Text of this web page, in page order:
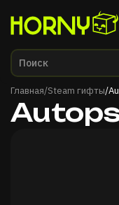
Главная/Steam гифты/